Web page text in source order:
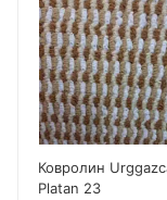
Ковролин
Platan 23